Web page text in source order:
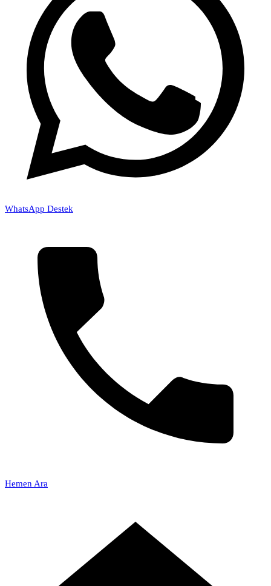
WhatsApp Destek
Hemen Ara